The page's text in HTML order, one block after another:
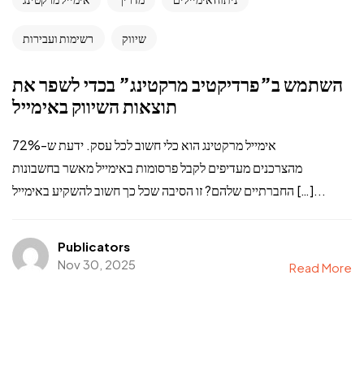
רשימות ועבירות שיווק
השתמש ב”פרדיקטיב מרקטינג” בכדי לשפר את
תוצאות השיווק באימייל
אימייל מרקטינג הוא כלי חשוב לכל עסק. ידעת ש-72%
מהצרכנים מעדיפים לקבל פרסומות באימייל מאשר בחשבונות
החברתיים שלהם? זו הסיבה שכל כך חשוב להשקיע באימייל […]...
Publicators
Nov 30, 2025
Read More